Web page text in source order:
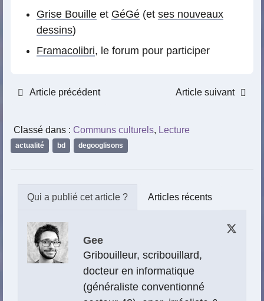
Grise Bouille et GéGé (et ses nouveaux
dessins)
Framacolibri, le forum pour participer
Article précédent Article suivant
Classé dans : Communs culturels, Lecture
actualité bd degooglisons
Articles récents
Gee
Gribouilleur, scribouillard,
docteur en informatique
(généraliste conventionné